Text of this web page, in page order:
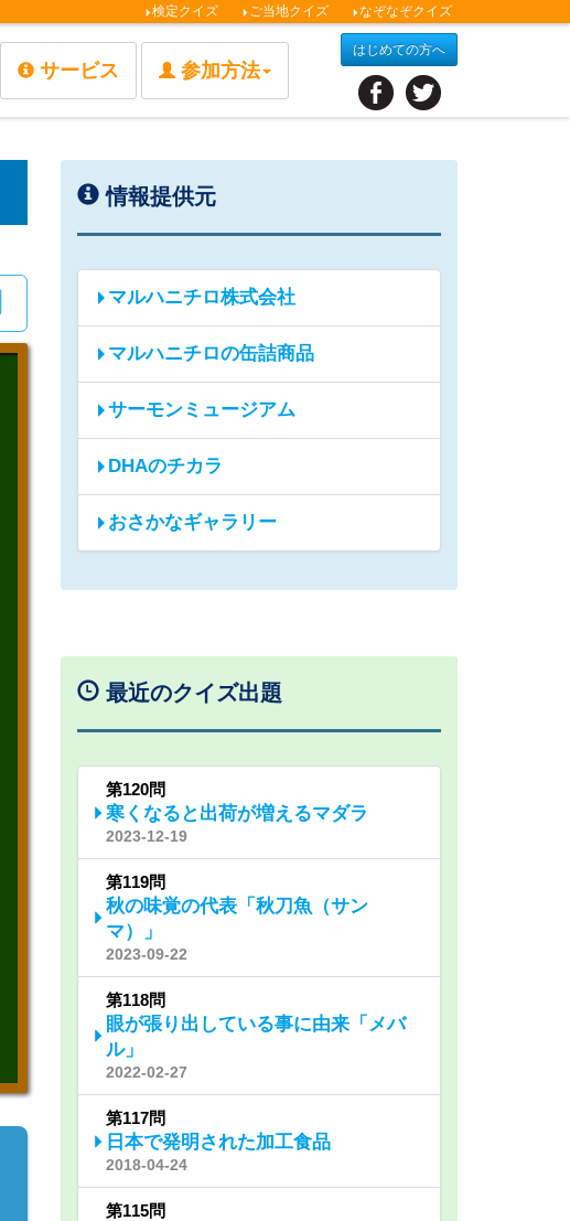
検定クイズ ご当地クイズ なぞなぞクイズ
サービス 参加方法
はじめての方へ
情報提供元
マルハニチロ株式会社
マルハニチロの缶詰商品
サーモンミュージアム
DHAのチカラ
おさかなギャラリー
最近のクイズ出題
第120問
寒くなると出荷が増えるマダラ
2023-12-19
第119問
秋の味覚の代表「秋刀魚（サン
マ）」
2023-09-22
第118問
眼が張り出している事に由来「メバ
ル」
2022-02-27
第117問
日本で発明された加工食品
2018-04-24
第115問